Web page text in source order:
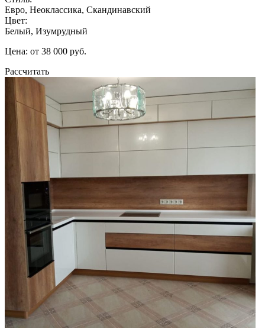
Евро, Неоклассика, Скандинавский
Цвет:
Белый, Изумрудный
Цена: от 38 000 руб.
Рассчитать